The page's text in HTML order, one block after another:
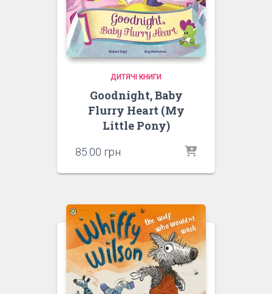
ДИТЯЧІ КНИГИ
Goodnight, Baby
Flurry Heart (My
Little Pony)
85.00 грн